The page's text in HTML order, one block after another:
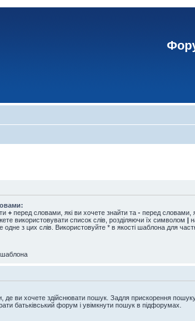
+ перед словами, які ви хочете знайти та - перед словами,
використовувати список слів, розділяючи їх символом |
одне з цих слів. Використовуйте * в якості шаблона для
шаблона
ви хочете здійснювати пошук. Задля прискорення
батьківський форум і увімкнути пошук в підфорумах.